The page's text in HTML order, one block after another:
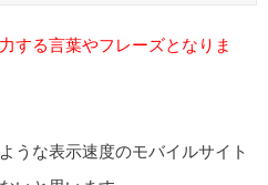
する言葉やフレーズとなりま
うな表示速度のモバイルサイト